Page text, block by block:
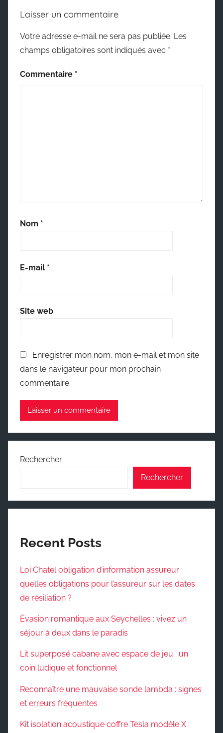
Laisser un commentaire
Votre adresse e-mail ne sera pas publiée. Les
champs obligatoires sont indiqués avec *
Commentaire *
Nom *
E-mail *
Site web
Enregistrer mon nom, mon e-mail et mon site
dans le navigateur pour mon prochain
commentaire.
Rechercher
Rechercher
Recent Posts
Loi Chatel obligation d’information assureur :
quelles obligations pour l’assureur sur les dates
de résiliation ?
Évasion romantique aux Seychelles : vivez un
séjour à deux dans le paradis
Lit superposé cabane avec espace de jeu : un
coin ludique et fonctionnel
Reconnaître une mauvaise sonde lambda : signes
et erreurs fréquentes
Kit isolation acoustique coffre Tesla modèle X :